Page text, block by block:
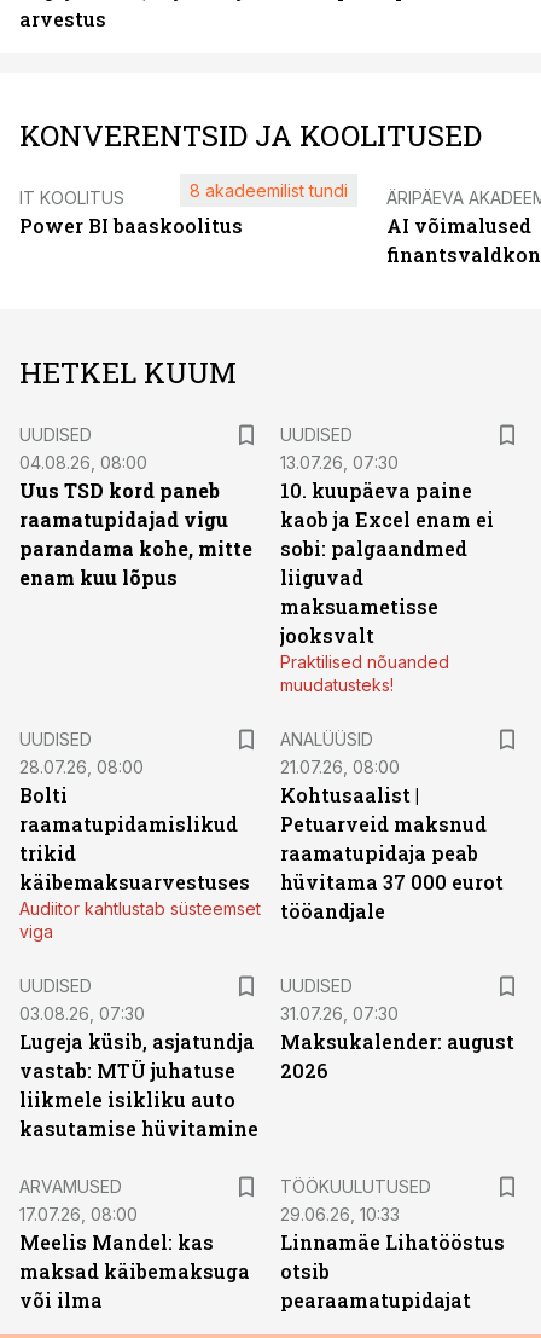
arvestus
KONVERENTSID JA KOOLITUSED
IT KOOLITUS
Power BI baaskoolitus
8 akadeemilist tundi ÄRIPÄEVA
AI võimalused
HETKEL KUUM
UUDISED
04.08.26, 08:00
Uus TSD kord paneb
raamatupidajad vigu
parandama kohe, mitte
enam kuu lõpus
UUDISED
13.07.26, 07:30
10. kuupäeva paine
kaob ja Excel enam ei
sobi: palgaandmed
liiguvad
maksuametisse
jooksvalt
Praktilised nõuanded
muudatusteks!
UUDISED
28.07.26, 08:00
Bolti
raamatupidamislikud
trikid
käibemaksuarvestuses
Audiitor kahtlustab süsteemset
viga
ANALÜÜSID
21.07.26, 08:00
Kohtusaalist |
Petuarveid maksnud
raamatupidaja peab
hüvitama 37 000 eurot
tööandjale
UUDISED
03.08.26, 07:30
Lugeja küsib, asjatundja
vastab: MTÜ juhatuse
liikmele isikliku auto
kasutamise hüvitamine
UUDISED
31.07.26, 07:30
Maksukalender: august
2026
ARVAMUSED
17.07.26, 08:00
Meelis Mandel: kas
maksad käibemaksuga
või ilma
TÖÖKUULUTUSED
29.06.26, 10:33
Linnamäe Lihatööstus
otsib
pearaamatupidajat